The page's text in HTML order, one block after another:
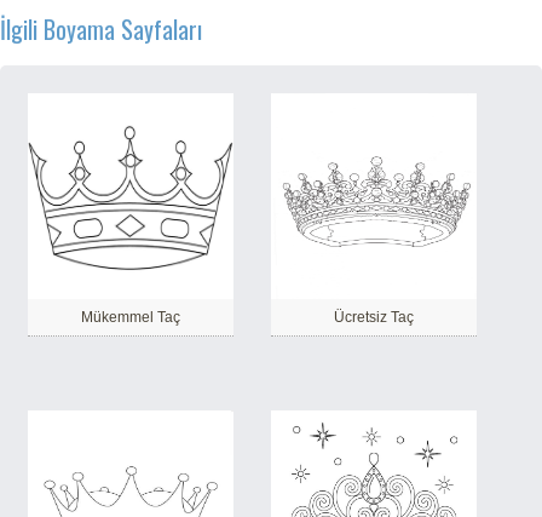
İlgili Boyama Sayfaları
Mükemmel Taç Ücretsiz Taç